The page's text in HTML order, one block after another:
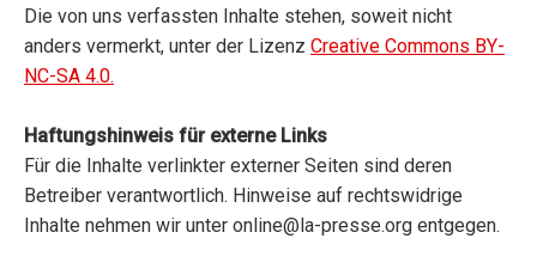
Die von uns verfassten Inhalte stehen, soweit nicht
anders vermerkt, unter der Lizenz Creative Commons BY-
NC-SA 4.0.
Haftungshinweis für externe Links
Für die Inhalte verlinkter externer Seiten sind deren
Betreiber verantwortlich. Hinweise auf rechtswidrige
Inhalte nehmen wir unter online@la-presse.org entgegen.